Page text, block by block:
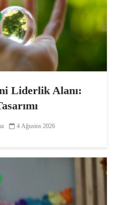
Liderlik Alanı:
4 Ağustos 2026